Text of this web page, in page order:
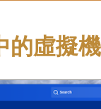
的虛擬